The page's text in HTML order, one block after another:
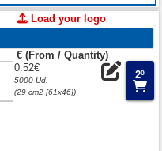
Load your logo
€ (From / Quantity)
0.52€
5000 Ud.
(29 cm2 [61x46])
2º